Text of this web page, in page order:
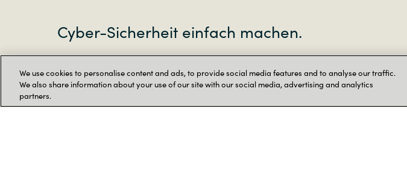
Cyber-Sicherheit einfach machen.
Daher bieten wir eine zukunftsfähige KI- und
verhaltensbasierte Lösung zur Erkennung von
We use cookies to personalise content and ads, to provide social media features and to analyse our traffic.
We also share information about your use of our site with our social media, advertising and analytics
partners.